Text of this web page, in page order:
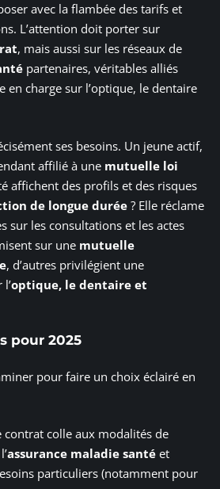
avec la flambée des tarifs et
L’attention doit porter sur
, mais aussi sur les réseaux de
partenaires, véritables alliés
en charge sur l’optique, le dentaire
ses besoins. Un jeune actif,
affilié à une mutuelle loi
affichent des profils et des risques
de longue durée ? Elle réclame
sur les consultations et les actes
sur une mutuelle
, d’autres privilégient une
optique, le dentaire et
pour 2025
pour faire un choix éclairé en
contrat colle aux modalités de
assurance maladie santé et
particuliers (notamment pour